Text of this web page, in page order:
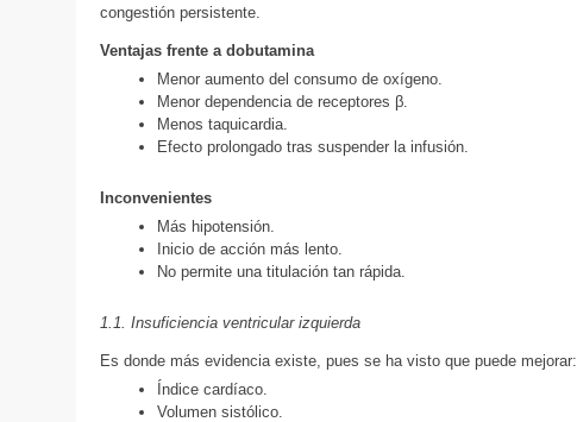
congestión persistente.
Ventajas frente a dobutamina
Menor aumento del consumo de oxígeno.
Menor dependencia de receptores β.
Menos taquicardia.
Efecto prolongado tras suspender la infusión.
Inconvenientes
Más hipotensión.
Inicio de acción más lento.
No permite una titulación tan rápida.
1.1. Insuficiencia ventricular izquierda
Es donde más evidencia existe, pues se ha visto que puede mejorar:
Índice cardíaco.
Volumen sistólico.